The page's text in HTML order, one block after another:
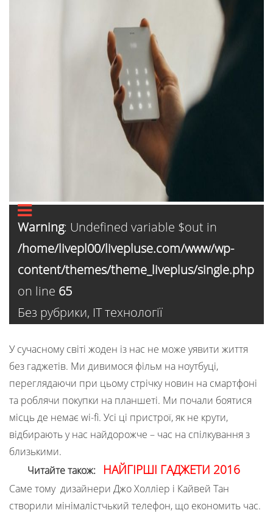
Warning: Undefined variable $out in
/home/livepl00/livepluse.com/www/wp-
content/themes/theme_liveplus/single.php
on line 65
Без рубрики, ІТ технології
У сучасному світі жоден із нас не може уявити життя
без гаджетів. Ми дивимося фільм на ноутбуці,
переглядаючи при цьому стрічку новин на смартфоні
та роблячи покупки на планшеті. Ми почали боятися
місць де немає wi-fi. Усі ці пристрої, як не крути,
відбирають у нас найдорожче – час на спілкування з
близькими.
Читайте також:
НАЙГІРШІ ГАДЖЕТИ 2016
Саме тому дизайнери Джо Холліер і Кайвей Тан
створили мінімалістчький телефон, що економить час.